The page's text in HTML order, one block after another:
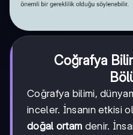
Coğrafya
Coğrafya bilimi,
inceler. İnsanın etkisi
doğal ortam denir.